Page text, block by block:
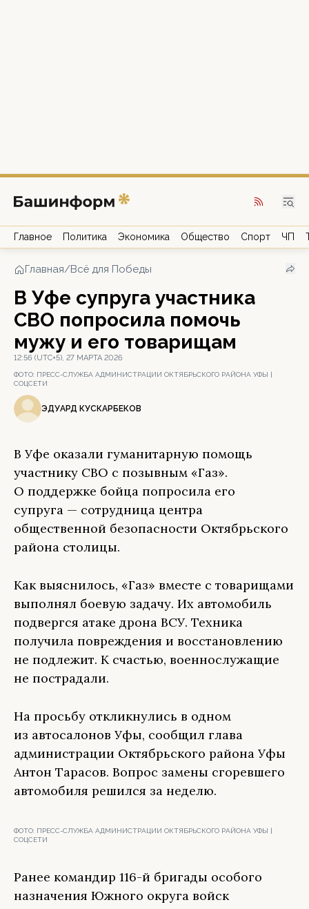
Главное Политика Экономика Общество Спорт ЧП
Главная/Всё для Победы
В Уфе супруга участника
СВО попросила помочь
мужу и его товарищам
12:56 (UTC+5), 27 МАРТА 2026
ФОТО: ПРЕСС-СЛУЖБА АДМИНИСТРАЦИИ ОКТЯБРЬСКОГО РАЙОНА УФЫ |
СОЦСЕТИ
ЭДУАРД КУСКАРБЕКОВ
В Уфе оказали гуманитарную помощь
участнику СВО с позывным «Газ».
О поддержке бойца попросила его
супруга — сотрудница центра
общественной безопасности Октябрьского
района столицы.
Как выяснилось, «Газ» вместе с товарищами
выполнял боевую задачу. Их автомобиль
подвергся атаке дрона ВСУ. Техника
получила повреждения и восстановлению
не подлежит. К счастью, военнослужащие
не пострадали.
На просьбу откликнулись в одном
из автосалонов Уфы, сообщил глава
администрации Октябрьского района Уфы
Антон Тарасов. Вопрос замены сгоревшего
автомобиля решился за неделю.
ФОТО: ПРЕСС-СЛУЖБА АДМИНИСТРАЦИИ ОКТЯБРЬСКОГО РАЙОНА УФЫ |
СОЦСЕТИ
Ранее командир 116-й бригады особого
назначения Южного округа войск